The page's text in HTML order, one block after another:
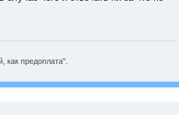
как предоплата".